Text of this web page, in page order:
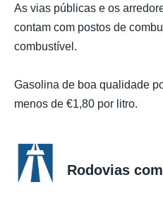
As vias públicas e os
contam com postos de
combustível.
Gasolina de boa qualidade
menos de €1,80 por litro.
Rodovias